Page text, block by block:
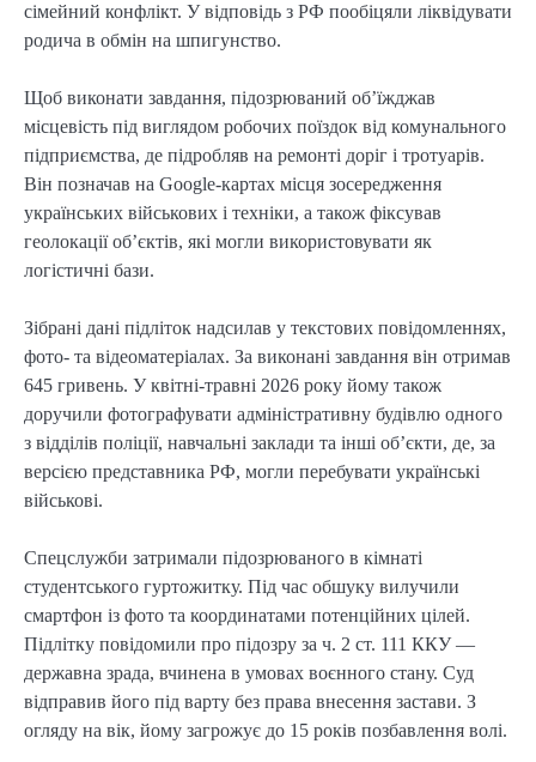
сімейний конфлікт. У відповідь з РФ пообіцяли ліквідувати
родича в обмін на шпигунство.
Щоб виконати завдання, підозрюваний об’їжджав
місцевість під виглядом робочих поїздок від комунального
підприємства, де підробляв на ремонті доріг і тротуарів.
Він позначав на Google-картах місця зосередження
українських військових і техніки, а також фіксував
геолокації об’єктів, які могли використовувати як
логістичні бази.
Зібрані дані підліток надсилав у текстових повідомленнях,
фото- та відеоматеріалах. За виконані завдання він отримав
645 гривень. У квітні-травні 2026 року йому також
доручили фотографувати адміністративну будівлю одного
з відділів поліції, навчальні заклади та інші об’єкти, де, за
версією представника РФ, могли перебувати українські
військові.
Спецслужби затримали підозрюваного в кімнаті
студентського гуртожитку. Під час обшуку вилучили
смартфон із фото та координатами потенційних цілей.
Підлітку повідомили про підозру за ч. 2 ст. 111 ККУ —
державна зрада, вчинена в умовах воєнного стану. Суд
відправив його під варту без права внесення застави. З
огляду на вік, йому загрожує до 15 років позбавлення волі.